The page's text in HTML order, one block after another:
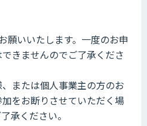
願いいたします。一度のお申
きませんのでご了承くださ
または個人事業主の方のお
をお断りさせていただく場
承ください。